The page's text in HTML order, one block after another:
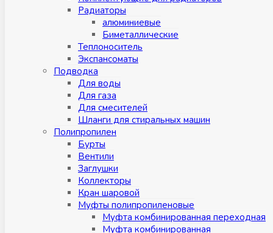
Радиаторы
алюминиевые
Биметаллические
Теплоноситель
Экспансоматы
Подводка
Для воды
Для газа
Для смесителей
Шланги для стиральных машин
Полипропилен
Бурты
Вентили
Заглушки
Коллекторы
Кран шаровой
Муфты полипропиленовые
Муфта комбинированная переходная
Муфта комбинированная